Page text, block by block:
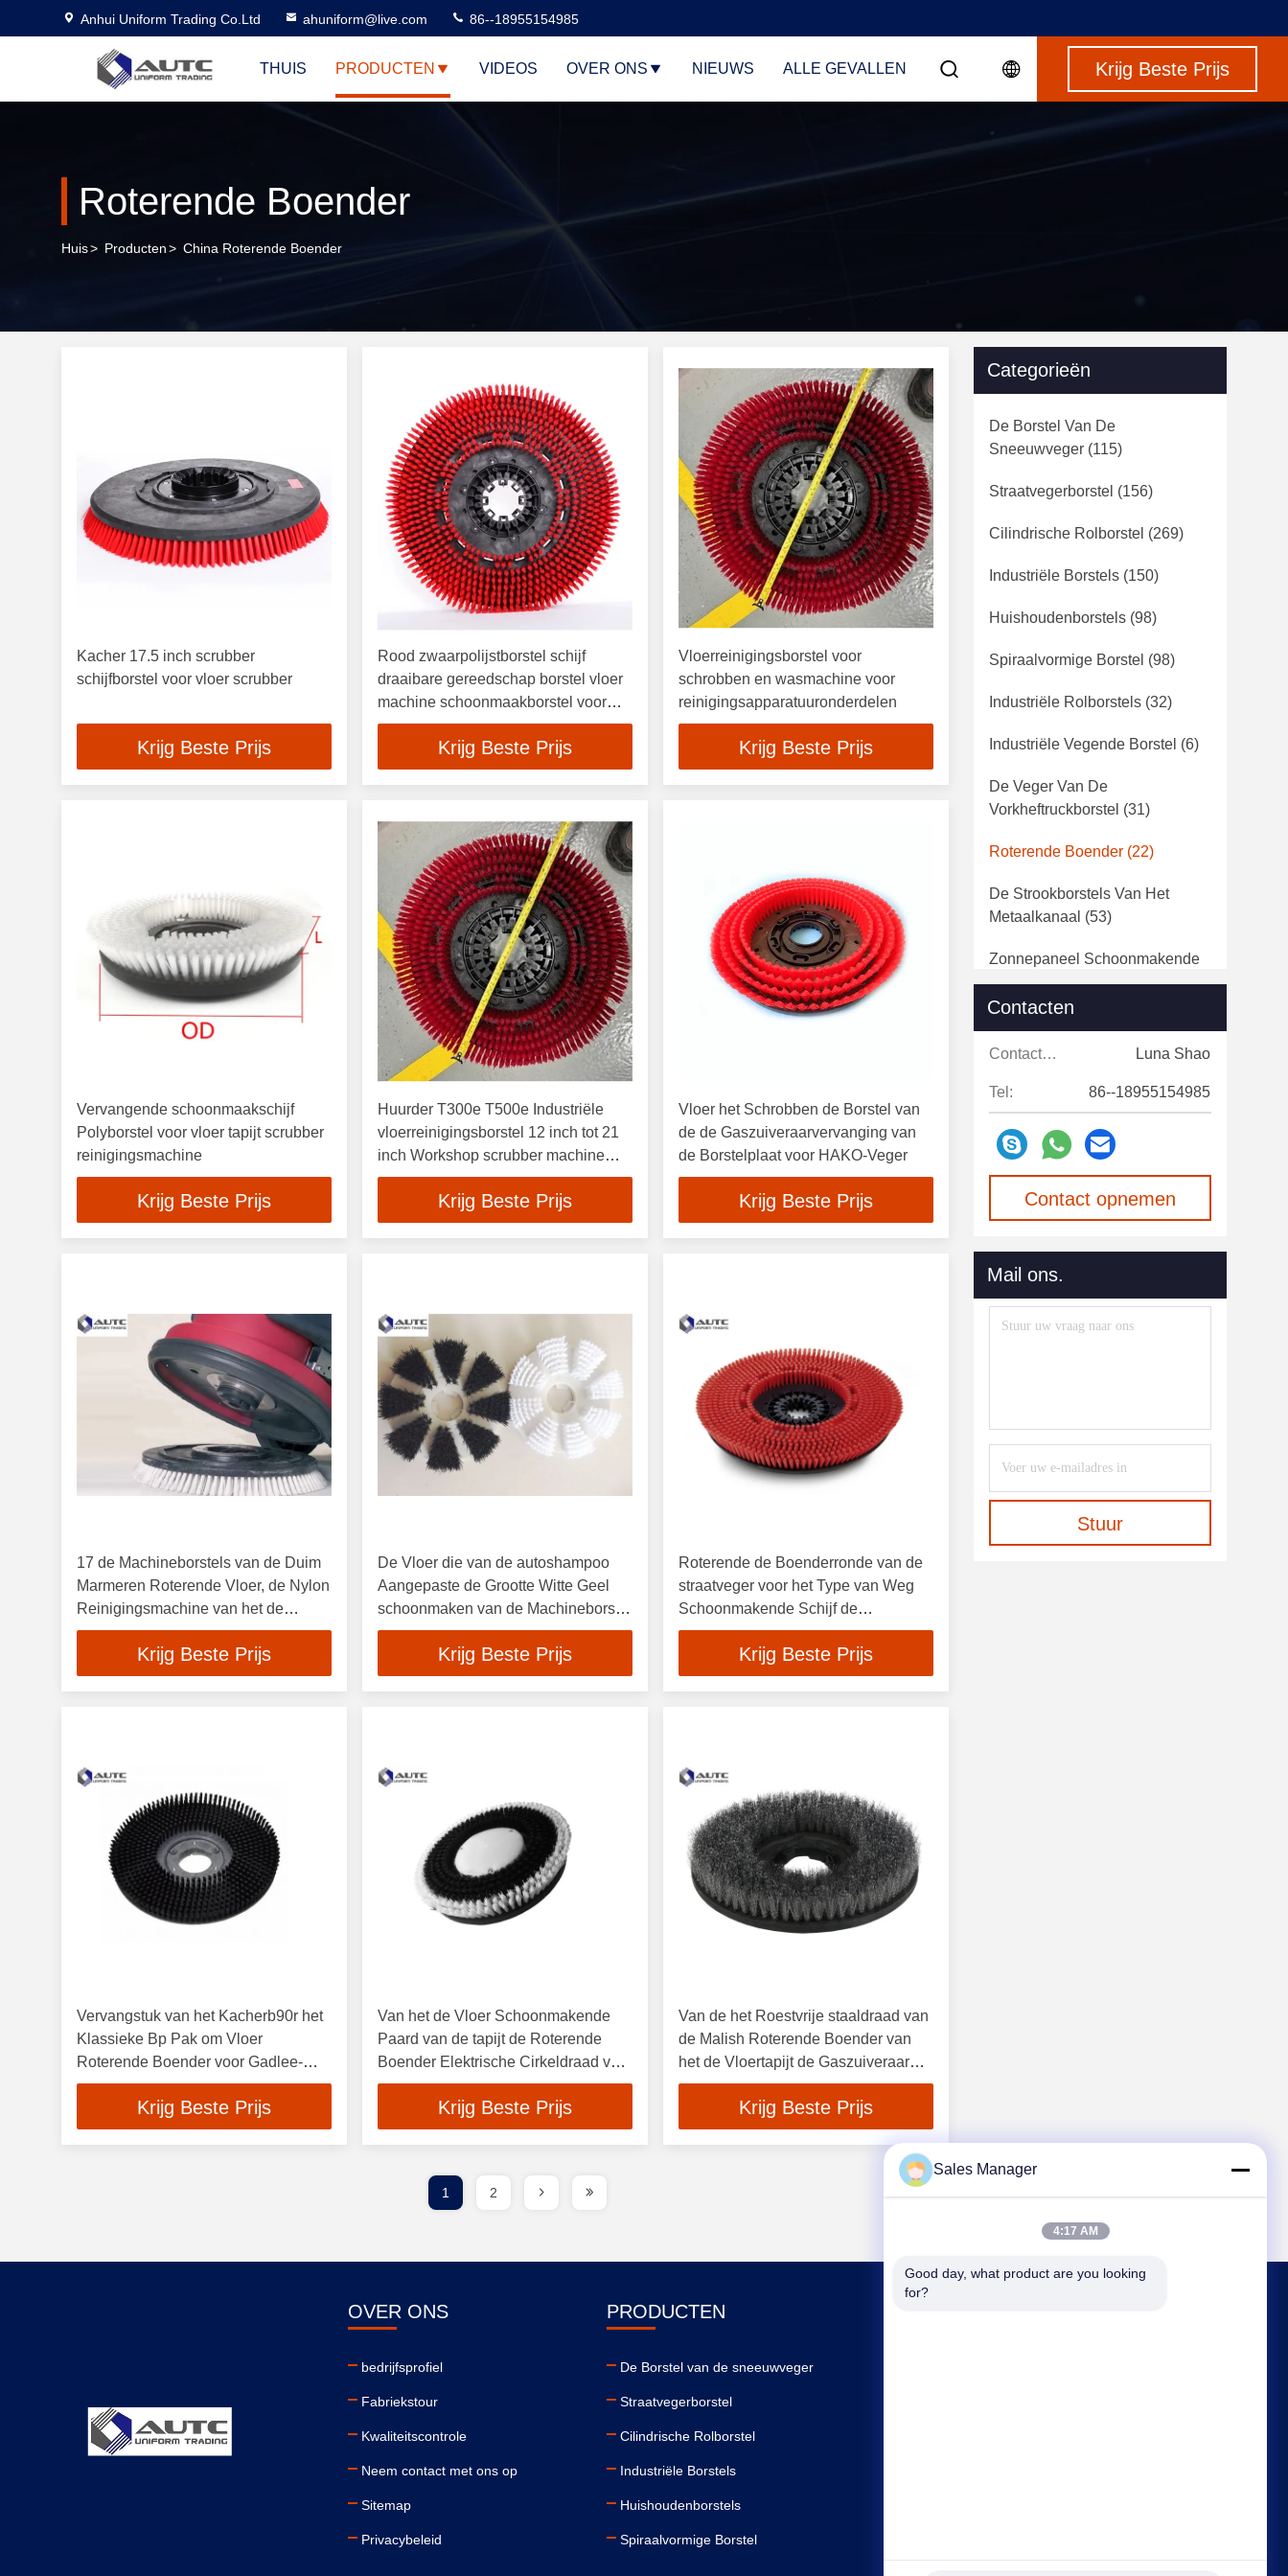
Anhui Uniform Trading Co.Ltd ahuniform@live.com 86--18955154985
THUIS PRODUCTEN VIDEOS OVER ONS NIEUWS ALLE GEVALLEN Krijg Beste Prijs
Roterende Boender
Huis> Producten> China Roterende Boender
Kacher 17.5 inch scrubber
schijfborstel voor vloer scrubber
Krijg Beste Prijs
Rood zwaarpolijstborstel schijf
draaibare gereedschap borstel vloer
machine schoonmaakborstel voor
vloer scrubber wasmachine schoon
Krijg Beste Prijs
Vloerreinigingsborstel voor
schrobben en wasmachine voor
reinigingsapparatuuronderdelen
Krijg Beste Prijs
Vervangende schoonmaakschijf
Polyborstel voor vloer tapijt scrubber
reinigingsmachine
Krijg Beste Prijs
Huurder T300e T500e Industriële
vloerreinigingsborstel 12 inch tot 21
inch Workshop scrubber machine
borstels
Krijg Beste Prijs
Vloer het Schrobben de Borstel van
de de Gaszuiveraarvervanging van
de Borstelplaat voor HAKO-Veger
Krijg Beste Prijs
17 de Machineborstels van de Duim
Marmeren Roterende Vloer, de Nylon
Reinigingsmachine van het de
Duwhotel van de Boenderhand
Krijg Beste Prijs
De Vloer die van de autoshampoo
Aangepaste de Grootte Witte Geel
schoonmaken van de Machineborstel
Tapijt
Krijg Beste Prijs
Roterende de Boenderronde van de
straatveger voor het Type van Weg
Schoonmakende Schijf de
Schoonmakende
Borstelgaszuiveraar van de
Polypropyleen (pp) Vloer
Krijg Beste Prijs
Vervangstuk van het Kacherb90r het
Klassieke Bp Pak om Vloer
Roterende Boender voor Gadlee-
Wasmachine Gemakkelijke Installatie
Krijg Beste Prijs
Van het de Vloer Schoonmakende
Paard van de tapijt de Roterende
Boender Elektrische Cirkeldraad van
het het Haarmessing
Krijg Beste Prijs
Van de het Roestvrije staaldraad van
de Malish Roterende Boender van
het de Vloertapijt de Gaszuiveraar
Drogere Machine
Krijg Beste Prijs
Categorieën
De Borstel Van De
Sneeuwveger (115)
Straatvegerborstel (156)
Cilindrische Rolborstel (269)
Industriële Borstels (150)
Huishoudenborstels (98)
Spiraalvormige Borstel (98)
Industriële Rolborstels (32)
Industriële Vegende Borstel (6)
De Veger Van De
Vorkheftruckborstel (31)
Roterende Boender (22)
De Strookborstels Van Het
Metaalkanaal (53)
Zonnepaneel Schoonmakende
Borstel(54)
Draadwiel
De Staalborstel Van De
Trommelschuurmachine(9)
Vee Krassende Borstel
De Industriële Machine Van De
Vloerveger(42)
Van De Tapijttrekker
Contacten
Contacten: Luna Shao
Tel: 86--18955154985
Contact opnemen
Mail ons.
Stuur
1 2
OVER ONS
bedrijfsprofiel
Fabriekstour
Kwaliteitscontrole
Neem contact met ons op
Sitemap
Privacybeleid
PRODUCTEN
De Borstel van de sneeuwveger
Straatvegerborstel
Cilindrische Rolborstel
Industriële Borstels
Huishoudenborstels
Spiraalvormige Borstel
Sales Manager
4:17 AM
Good day, what product are you looking
for?